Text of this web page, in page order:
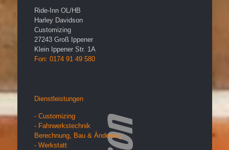
Ride-Inn OL/HB
Harley Davidson
Customizing
27243 Groß Ippener
Klein Ippener Str. 1A
Fon: 0174 91 49 580
Dienstleistungen
- Customizing
- Fahrwerkstechnik
Berechnung, Bau & Änderung
- Werkstatt